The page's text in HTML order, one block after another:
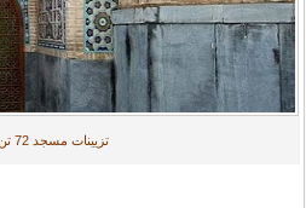
تزیینات مسجد 72 تن مشهد